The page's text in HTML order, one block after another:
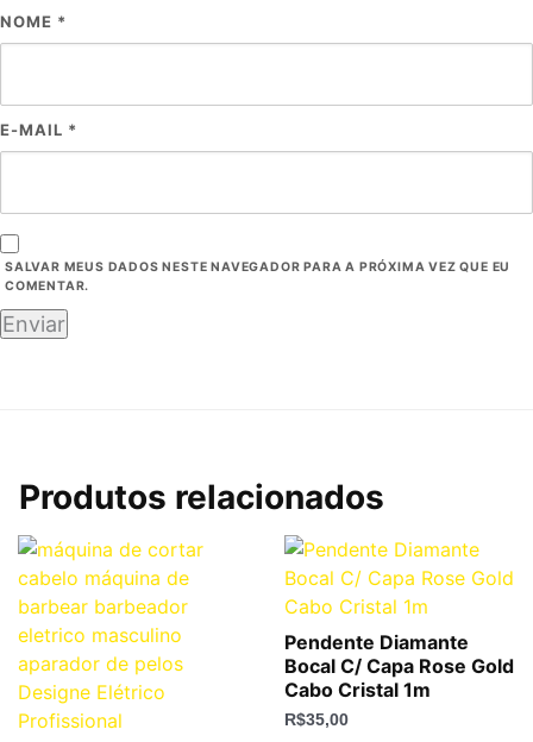
NOME *
E-MAIL *
SALVAR MEUS DADOS NESTE NAVEGADOR PARA A PRÓXIMA VEZ QUE EU
COMENTAR.
Produtos relacionados
Pendente Diamante
Bocal C/ Capa Rose Gold
Cabo Cristal 1m
R$35,00